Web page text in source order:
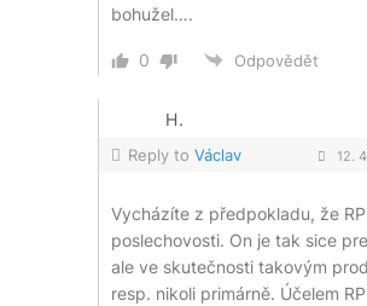
bohužel….
0 Odpovědět
H.
Reply to Václav 12.
Vycházíte z předpokladu, že
poslechovosti. On je tak sice
ale ve skutečnosti takovým
resp. nikoli primárně. Účelem